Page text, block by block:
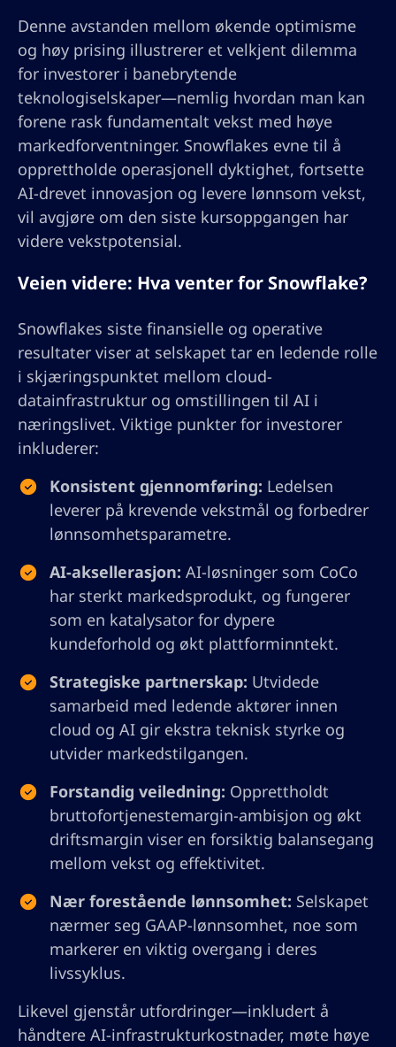
Denne avstanden mellom økende optimisme
og høy prising illustrerer et velkjent dilemma
for investorer i banebrytende
teknologiselskaper—nemlig hvordan man kan
forene rask fundamentalt vekst med høye
markedforventninger. Snowflakes evne til å
opprettholde operasjonell dyktighet, fortsette
AI-drevet innovasjon og levere lønnsom vekst,
vil avgjøre om den siste kursoppgangen har
videre vekstpotensial.
Veien videre: Hva venter for Snowflake?
Snowflakes siste finansielle og operative
resultater viser at selskapet tar en ledende rolle
i skjæringspunktet mellom cloud-
datainfrastruktur og omstillingen til AI i
næringslivet. Viktige punkter for investorer
inkluderer:
Konsistent gjennomføring: Ledelsen
leverer på krevende vekstmål og forbedrer
lønnsomhetsparametre.
AI-aksellerasjon: AI-løsninger som CoCo
har sterkt markedsprodukt, og fungerer
som en katalysator for dypere
kundeforhold og økt plattforminntekt.
Strategiske partnerskap: Utvidede
samarbeid med ledende aktører innen
cloud og AI gir ekstra teknisk styrke og
utvider markedstilgangen.
Forstandig veiledning: Opprettholdt
bruttofortjenestemargin-ambisjon og økt
driftsmargin viser en forsiktig balansegang
mellom vekst og effektivitet.
Nær forestående lønnsomhet: Selskapet
nærmer seg GAAP-lønnsomhet, noe som
markerer en viktig overgang i deres
livssyklus.
Likevel gjenstår utfordringer—inkludert å
håndtere AI-infrastrukturkostnader, møte høye